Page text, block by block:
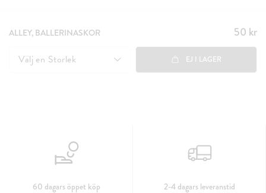
ALLEY, BALLERINASKOR Pris:
50 kr
50 kr
Välj en Storlek EJ I LAGER
60 dagars öppet köp 2-4 dagars leveranstid